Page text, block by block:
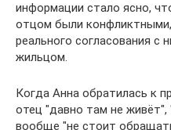
информации стало ясно,
отцом были
реального согласования с
жильцом.
Когда Анна обратилась к
отец "давно там не живёт",
вообще "не стоит